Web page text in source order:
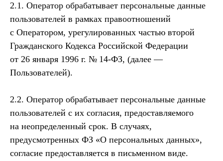
2.1. Оператор обрабатывает персональные данные
пользователей в рамках правоотношений
с Оператором, урегулированных частью второй
Гражданского Кодекса Российской Федерации
от 26 января 1996 г. № 14-ФЗ, (далее —
Пользователей).
2.2. Оператор обрабатывает персональные данные
пользователей с их согласия, предоставляемого
на неопределенный срок. В случаях,
предусмотренных ФЗ «О персональных данных»,
согласие предоставляется в письменном виде.